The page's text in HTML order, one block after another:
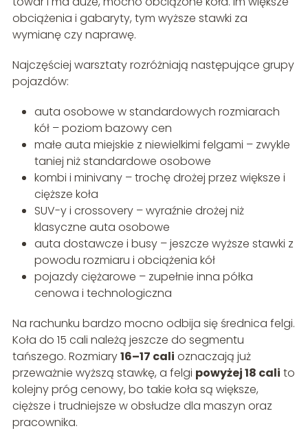
obciążenia i gabaryty, tym wyższe stawki za
wymianę czy naprawę.
Najczęściej warsztaty rozróżniają następujące grupy
pojazdów:
auta osobowe w standardowych rozmiarach
kół – poziom bazowy cen
małe auta miejskie z niewielkimi felgami – zwykle
taniej niż standardowe osobowe
kombi i minivany – trochę drożej przez większe i
cięższe koła
SUV-y i crossovery – wyraźnie drożej niż
klasyczne auta osobowe
auta dostawcze i busy – jeszcze wyższe stawki z
powodu rozmiaru i obciążenia kół
pojazdy ciężarowe – zupełnie inna półka
cenowa i technologiczna
Na rachunku bardzo mocno odbija się średnica felgi.
Koła do 15 cali należą jeszcze do segmentu
tańszego. Rozmiary16–17 cali oznaczają już
przeważnie wyższą stawkę, a felgi powyżej 18 cali to
kolejny próg cenowy, bo takie koła są większe,
cięższe i trudniejsze w obsłudze dla maszyn oraz
pracownika.